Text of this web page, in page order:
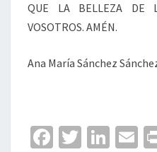
QUE LA BELLEZA DE
VOSOTROS. AMÉN.
Ana María Sánchez
Fa T
Li
E